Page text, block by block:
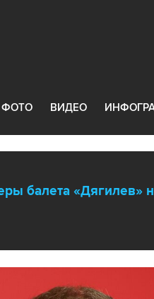
ФОТО ВИДЕО
балета «Дягилев»